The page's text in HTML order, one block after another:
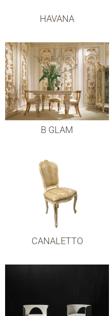
HAVANA
B GLAM
CANALETTO